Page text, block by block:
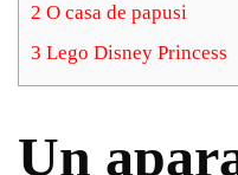
2 O casa de papusi
3 Lego Disney Princess
Un